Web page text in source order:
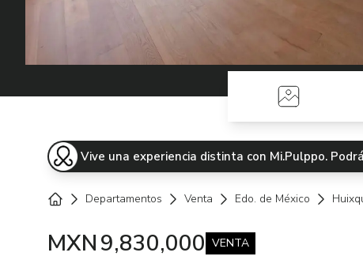
Fotos
Vive una experiencia distinta con Mi.Pulppo.
Departamentos Venta Edo. de México
MXN9,830,000 VENTA